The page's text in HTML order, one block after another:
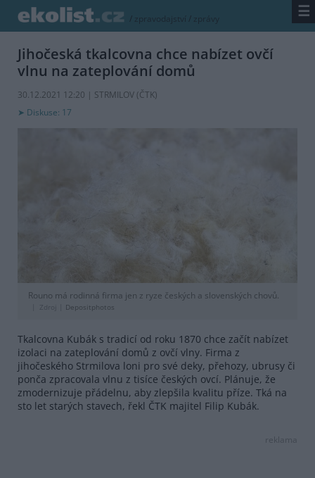
/ zpravodajství / zprávy ☰
Jihočeská tkalcovna chce nabízet ovčí
vlnu na zateplování domů
30.12.2021 12:20 | STRMILOV (ČTK)
Diskuse: 17
Rouno má rodinná firma jen z ryze českých a slovenských chovů.
Zdroj | Depositphotos
Tkalcovna Kubák s tradicí od roku 1870 chce začít nabízet
izolaci na zateplování domů z ovčí vlny. Firma z
jihočeského Strmilova loni pro své deky, přehozy, ubrusy či
ponča zpracovala vlnu z tisíce českých ovcí. Plánuje, že
zmodernizuje přádelnu, aby zlepšila kvalitu příze. Tká na
sto let starých stavech, řekl ČTK majitel Filip Kubák.
reklama